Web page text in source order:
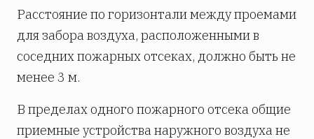
Расстояние по горизонтали между проемами
для забора воздуха, расположенными в
соседних пожарных отсеках, должно быть не
менее 3 м.
В пределах одного пожарного отсека общие
приемные устройства наружного воздуха не